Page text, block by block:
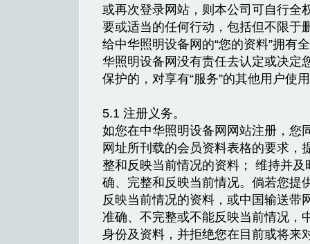
或再次登录网站，则本公司可自行全
要或适当的任何行动，包括但不限于
给中华照明设备网的“您的资料”拥有
华照明设备网没有责任去认定或决定
保护的，对享有“服务”的其他用户使
5.1 注册义务。
如您在中华照明设备网网站注册，您
网址所刊载的会员资料表格的要求，
整和反映当前情况的资料； 维持并
确、完整和反映当前情况。倘若您提
反映当前情况的资料，或中国输送带
准确、不完整或不能反映当前情况，
身份及资料，并拒绝您在目前或将来